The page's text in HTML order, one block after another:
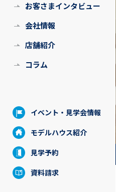
お客さまインタビュー
会社情報
店舗紹介
コラム
イベント・見学会情報
モデルハウス紹介
見学予約
資料請求